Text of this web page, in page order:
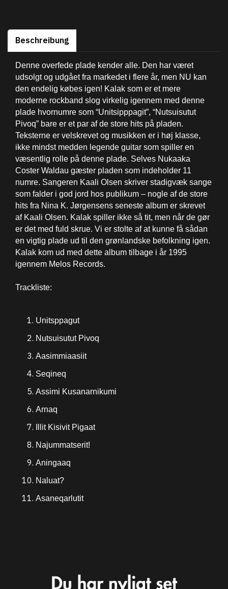
Beschreibung
Denne overfede plade kender alle. Den har været
udsolgt og udgået fra markedet i flere år, men NU kan
den endelig købes igen! Kalak som er et mere
moderne rockband slog virkelig igennem med denne
plade hvornumre som “Unitsipppagit”, “Nutsuisutut
Pivoq” bare er et par af de store hits på pladen.
Teksterne er velskrevet og musikken er i høj klasse,
ikke mindst medden legende guitar som spiller en
væsentlig rolle på denne plade. Selves Nukaaka
Coster Waldau gæster pladen som indeholder 11
numre. Sangeren Kaali Olsen skriver stadigvæk sange
som falder i god jord hos publikum – nogle af de store
hits fra Nina K. Jørgensens seneste album er skrevet
af Kaali Olsen. Kalak spiller ikke så tit, men når de gør
er det med fuld skrue. Vi er stolte af at kunne få sådan
en vigtig plade ud til den grønlandske befolkning igen.
Kalak kom ud med dette album tilbage i år 1995
igennem Melos Records.
Trackliste:
Unitsppagut
Nutsuisutut Pivoq
Aasimmiaasiit
Seqineq
Assimi Kusanarnikumi
Arnaq
Illit Kisivit Pigaat
Najummatserit!
Aningaaq
Naluat?
Asaneqarlutit